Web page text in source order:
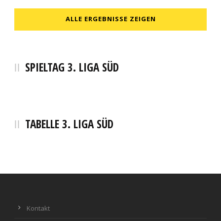
ALLE ERGEBNISSE ZEIGEN
SPIELTAG 3. LIGA SÜD
TABELLE 3. LIGA SÜD
Kontakt